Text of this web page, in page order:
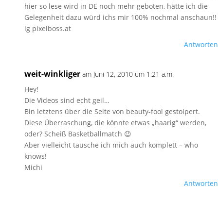
hier so lese wird in DE noch mehr geboten, hätte ich die
Gelegenheit dazu würd ichs mir 100% nochmal anschaun!!
lg pixelboss.at
Antworten
weit-winkliger am Juni 12, 2010 um 1:21 a.m.
Hey!
Die Videos sind echt geil…
Bin letztens über die Seite von beauty-fool gestolpert.
Diese Überraschung, die könnte etwas „haarig“ werden,
oder? Scheiß Basketballmatch 😉
Aber vielleicht täusche ich mich auch komplett – who
knows!
Michi
Antworten